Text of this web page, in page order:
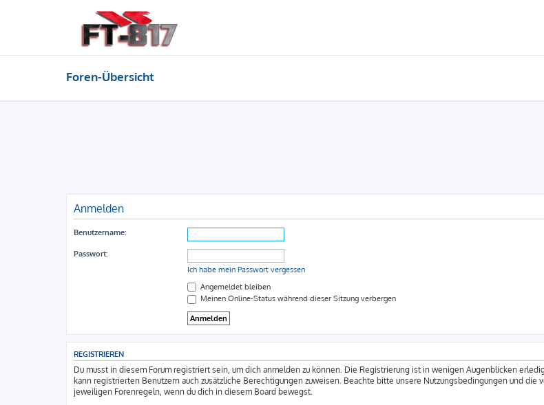
Foren-Übersicht
Anmelden
Benutzername:
Passwort:
Ich habe mein Passwort vergessen
Angemeldet bleiben
Meinen Online-Status während dieser Sitzung verbergen
REGISTRIEREN
Du musst in diesem Forum registriert sein, um dich anmelden zu können. Die Registrierung ist in wenigen Augenblicken
kann registrierten Benutzern auch zusätzliche Berechtigungen zuweisen. Beachte bitte unsere Nutzungsbedingungen und
jeweiligen Forenregeln, wenn du dich in diesem Board bewegst.